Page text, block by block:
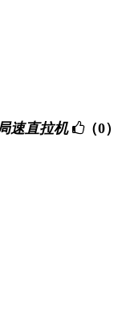
速直拉机
（0）